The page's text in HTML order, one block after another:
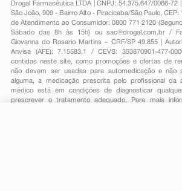
Drogal Farmacêutica LTDA | CNPJ: 54.375.647/0066-72
São João, 909 - Bairro Alto - Piracicaba/São Paulo, CEP:
de Atendimento ao Consumidor: 0800 771 2120
Sábado das 8h às 15h) ou sac@drogal.com.br/
Giovanna do Rosario Martins – CRF/SP 49.855 |
Anvisa (AFE): 7.15583.1 / CEVS: 353870901-477-
contidas neste site, como promoções e ofertas de
não devem ser usadas para automedicação e não
alguma, a medicação prescrita pelo profissional da
médico está em condições de diagnosticar
prescrever o tratamento adequado. Para mais